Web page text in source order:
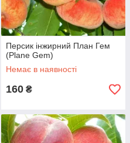
Персик інжирний План Гем
(Plane Gem)
Немає в наявності
160 ₴